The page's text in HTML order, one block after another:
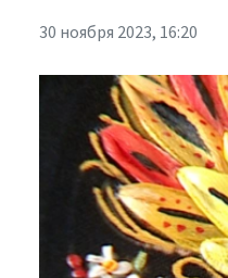
30 ноября 2023, 16:20